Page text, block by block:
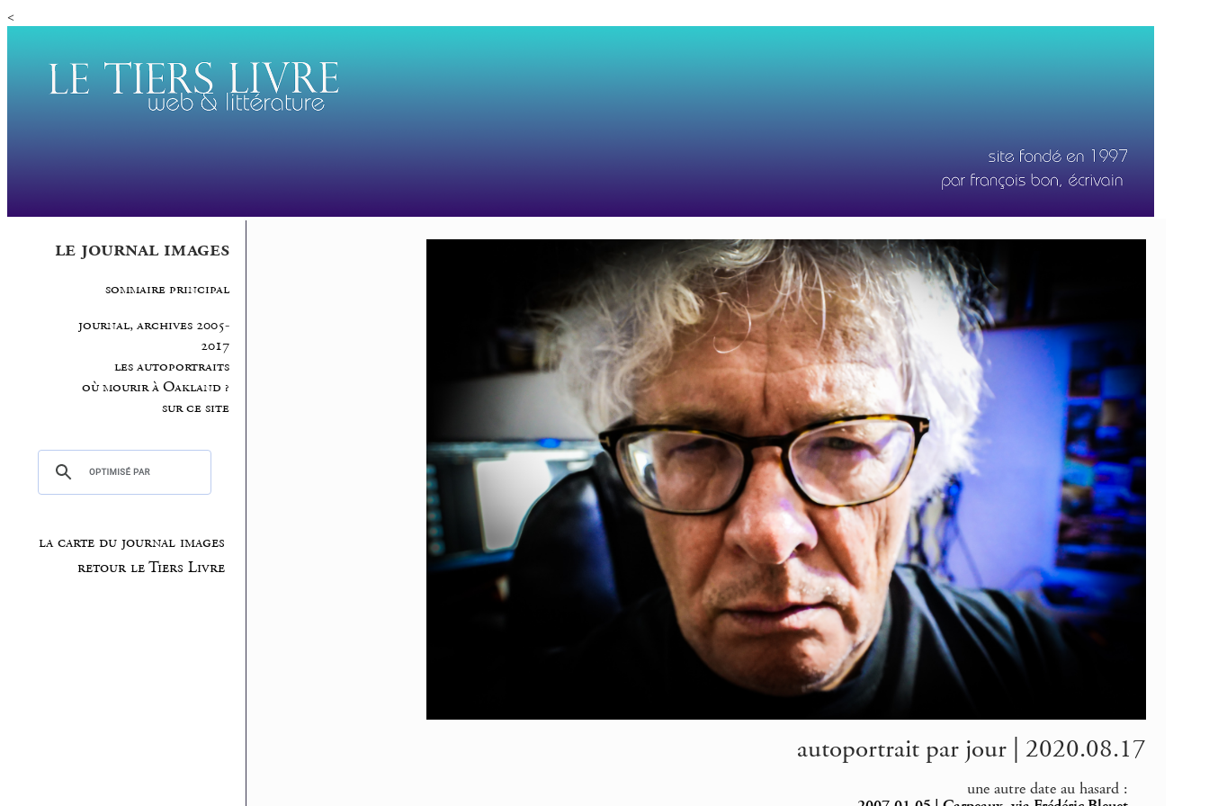
<
le journal images
sommaire principal
journal, archives 2005-
2017
les autoportraits
où mourir à Oakland ?
sur ce site
la carte du journal images
retour le Tiers Livre
autoportrait par jour | 2020.08.17
une autre date au hasard :